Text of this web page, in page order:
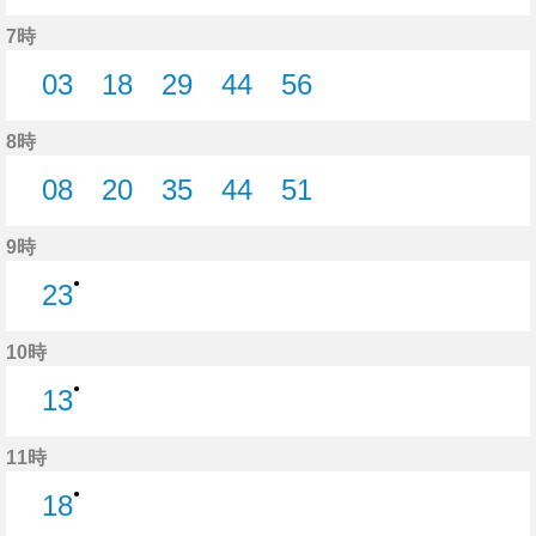
7時
03
18
29
44
56
8時
08
20
35
44
51
9時
23●
10時
13●
11時
18●